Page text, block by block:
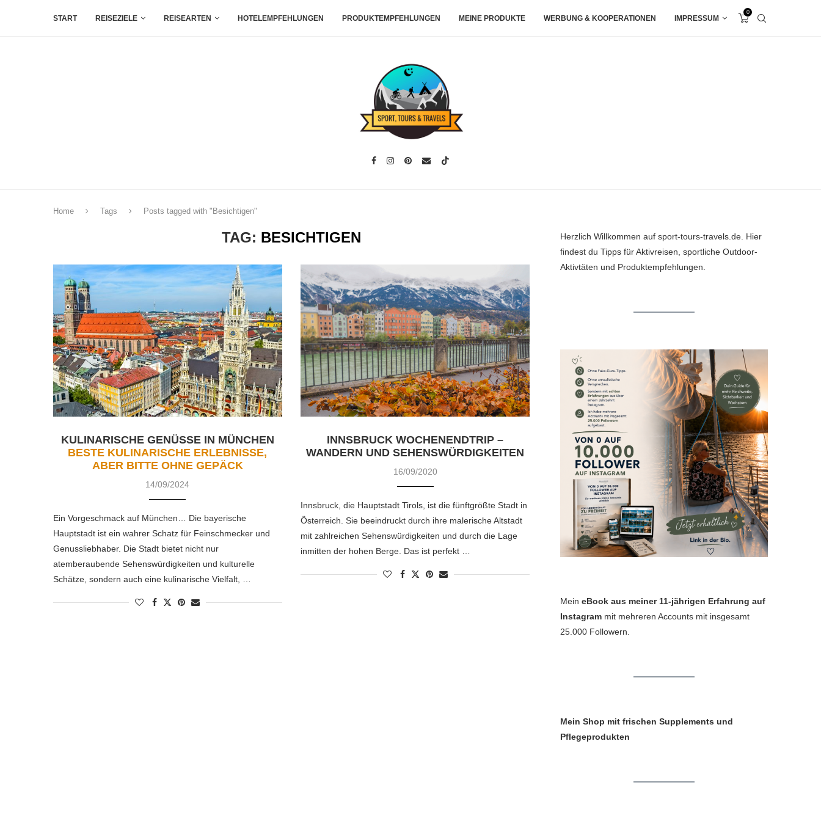
START REISEZIELE REISEARTEN HOTELEMPFEHLUNGEN PRODUKTEMPFEHLUNGEN MEINE PRODUKTE WERBUNG & KOOPERATIONEN IMPRESSUM
0
Home Tags Posts tagged with "Besichtigen"
TAG: BESICHTIGEN
KULINARISCHE GENÜSSE IN MÜNCHEN
BESTE KULINARISCHE ERLEBNISSE,
ABER BITTE OHNE GEPÄCK
14/09/2024
Ein Vorgeschmack auf München… Die bayerische
Hauptstadt ist ein wahrer Schatz für Feinschmecker und
Genussliebhaber. Die Stadt bietet nicht nur
atemberaubende Sehenswürdigkeiten und kulturelle
Schätze, sondern auch eine kulinarische Vielfalt, …
INNSBRUCK WOCHENENDTRIP –
WANDERN UND SEHENSWÜRDIGKEITEN
16/09/2020
Innsbruck, die Hauptstadt Tirols, ist die fünftgrößte Stadt in
Österreich. Sie beeindruckt durch ihre malerische Altstadt
mit zahlreichen Sehenswürdigkeiten und durch die Lage
inmitten der hohen Berge. Das ist perfekt …
Herzlich Willkommen auf sport-tours-travels.de. Hier
findest du Tipps für Aktivreisen, sportliche Outdoor-
Aktivtäten und Produktempfehlungen.
Mein eBook aus meiner 11-jährigen Erfahrung auf
Instagram mit mehreren Accounts mit insgesamt
25.000 Followern.
Mein Shop mit frischen Supplements und
Pflegeprodukten